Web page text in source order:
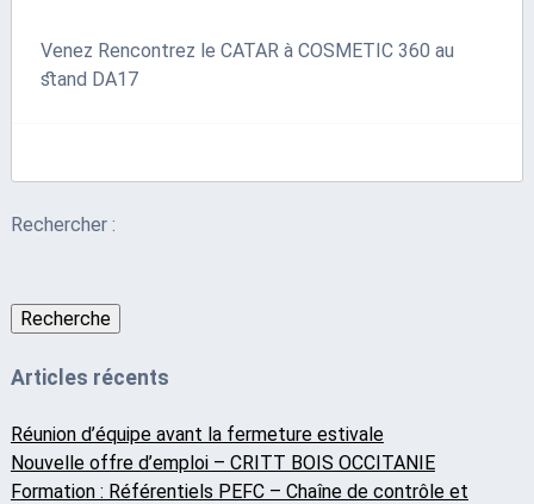
Venez Rencontrez le CATAR à COSMETIC 360 au
stand DA17
Rechercher :
Recherche
Articles récents
Réunion d’équipe avant la fermeture estivale
Nouvelle offre d’emploi – CRITT BOIS OCCITANIE
Formation : Référentiels PEFC – Chaîne de contrôle et